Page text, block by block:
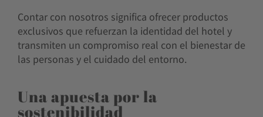
Contar con nosotros significa ofrecer productos
exclusivos que refuerzan la identidad del hotel y
transmiten un compromiso real con el bienestar de
las personas y el cuidado del entorno.
Una apuesta por la
sostenibilidad